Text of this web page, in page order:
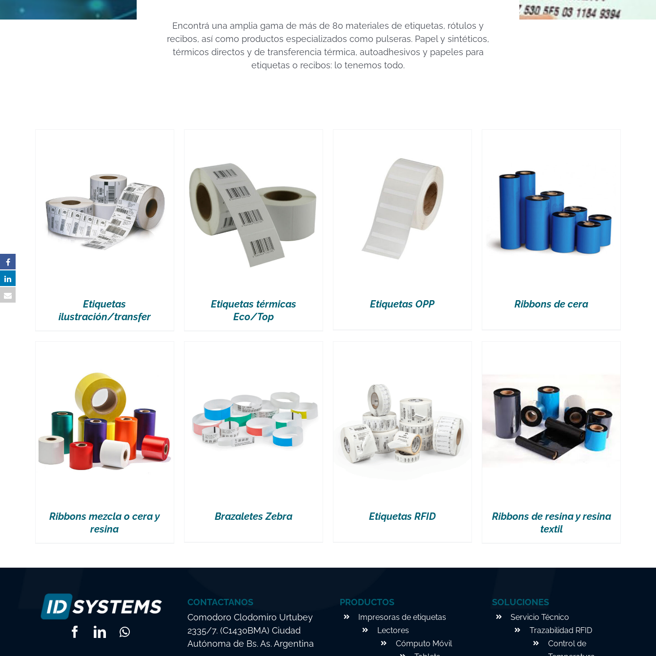
Encontrá una amplia gama de más de 80 materiales de etiquetas, rótulos y
recibos, así como productos especializados como pulseras. Papel y sintéticos,
térmicos directos y de transferencia térmica, autoadhesivos y papeles para
etiquetas o recibos: lo tenemos todo.
Etiquetas
ilustración/transfer
VER MÁS
Etiquetas térmicas
Eco/Top
VER MÁS
Etiquetas OPP
VER MÁS
Ribbons de cera
Ribbons mezcla o cera y
resina
VER MÁS
Brazaletes Zebra
VER MÁS
Etiquetas RFID
VER MÁS
Ribbons de resina y resina
textil
CONTACTANOS
Comodoro Clodomiro Urtubey
2335/7. (C1430BMA) Ciudad
Autónoma de Bs. As. Argentina
PRODUCTOS
Impresoras de etiquetas
Lectores
Cómputo Móvil
SOLUCIONES
Servicio Técnico
Trazabilidad RFID
Control de